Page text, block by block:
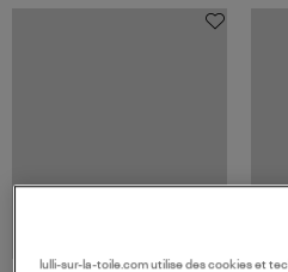
lulli-sur-la-toile.com utilise des cookies et